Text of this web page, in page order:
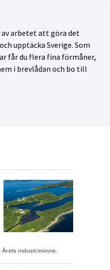
av arbetet att göra det
upptäcka Sverige. Som
får du flera fina förmåner,
i brevlådan och bo till
industriminne.